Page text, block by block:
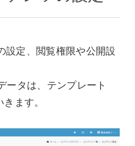
設定、閲覧権限や公開設
ータは、テンプレート
ます。